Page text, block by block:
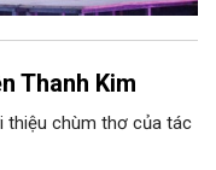
Thanh Kim
thiệu chùm thơ của tác